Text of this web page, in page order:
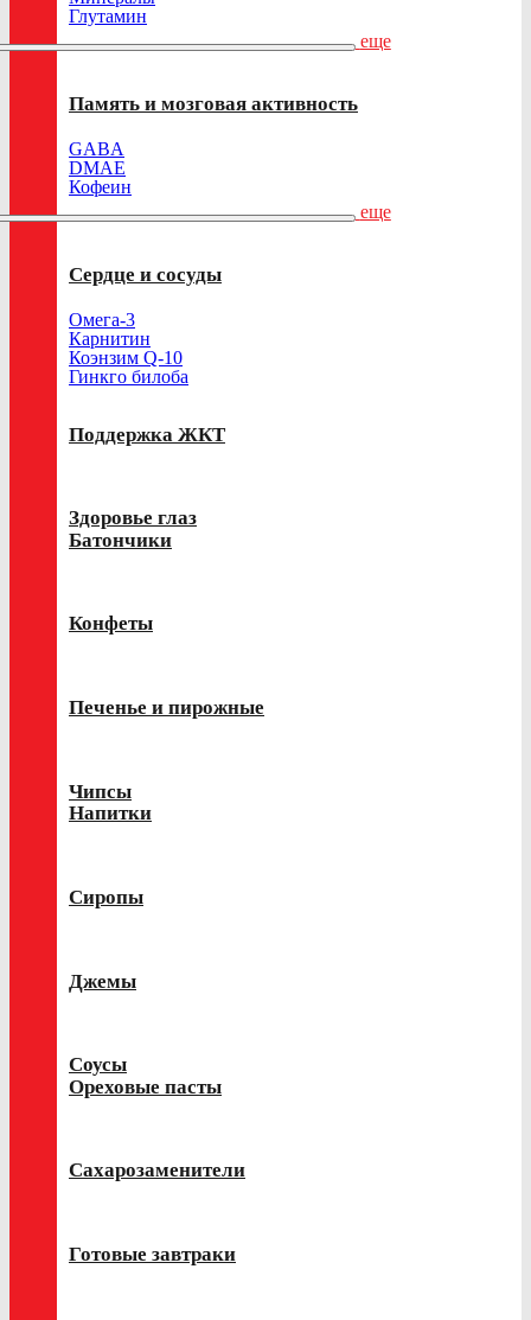
Глутамин
еще
Память и мозговая активность
GABA
DMAE
Кофеин
еще
Сердце и сосуды
Омега-3
Карнитин
Коэнзим Q-10
Гинкго билоба
Поддержка ЖКТ
Здоровье глаз
Батончики
Конфеты
Печенье и пирожные
Чипсы
Напитки
Сиропы
Джемы
Соусы
Ореховые пасты
Сахарозаменители
Готовые завтраки